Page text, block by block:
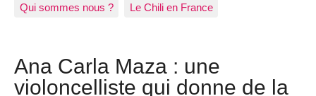
Qui sommes nous ? Le Chili en France
Ana Carla Maza : une
violoncelliste qui donne de la